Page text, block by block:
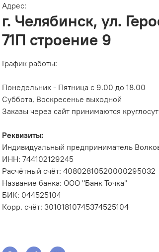
Адрес:
г. Челябинск, ул.
71П строение 9
График работы:
Понедельник - Пятница с 9.00 до 18.00
Суббота, Воскресенье выходной
Заказы через сайт принимаются
Реквизиты:
Индивидуальный предприниматель
ИНН: 744102129245
Расчётный счёт: 40802810520000295032
Название банка: ООО "Банк Точка"
БИК: 044525104
Корр. счёт: 30101810745374525104